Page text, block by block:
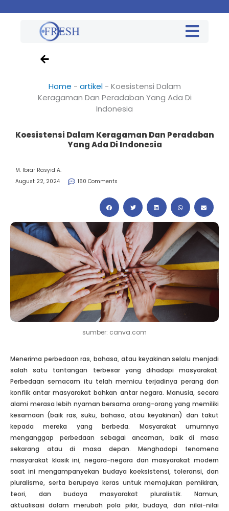
Home - artikel- Koesistensi Dalam
Keragaman Dan Peradaban Yang Ada Di
Indonesia
Koesistensi Dalam Keragaman Dan Peradaban
Yang Ada Di Indonesia
M. Ibrar Rasyid A.
August 22, 2024
160 Comments
sumber: canva.com
Menerima perbedaan ras, bahasa, atau keyakinan selalu menjadi
salah satu tantangan terbesar yang dihadapi masyarakat.
Perbedaan semacam itu telah memicu terjadinya perang dan
konflik antar masyarakat bahkan antar negara. Manusia, secara
alami merasa lebih nyaman bersama orang-orang yang memiliki
kesamaan (baik ras, suku, bahasa, atau keyakinan) dan takut
kepada mereka yang berbeda. Masyarakat umumnya
menganggap perbedaan sebagai ancaman, baik di masa
sekarang atau di masa depan. Menghadapi fenomena
masyarakat klasik ini, negara-negara dan masyarakat modern
saat ini mengampanyekan budaya koeksistensi, toleransi, dan
pluralisme, serta berupaya keras untuk memajukan pemikiran,
teori, dan budaya masyarakat pluralistik. Namun,
aktualisasi dalam merubah pola pikir, budaya, dan nilai-nilai